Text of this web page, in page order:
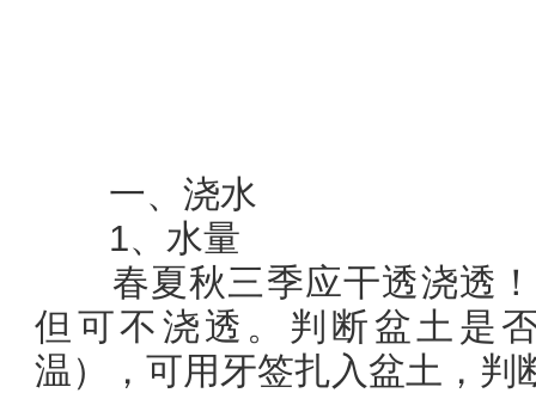
一、浇水
1、水量
春夏秋三季应干透浇透！
但可不浇透。判断盆土是
温），可用牙签扎入盆土，判